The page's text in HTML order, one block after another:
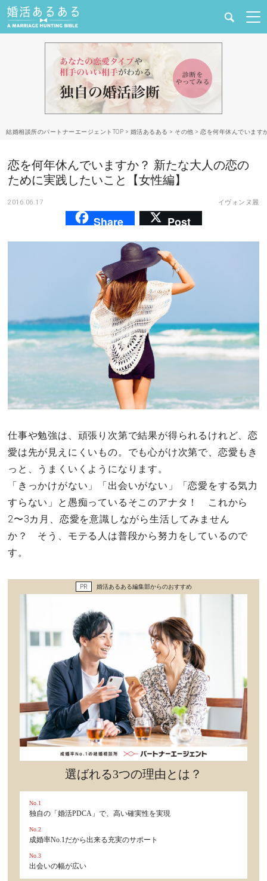
合コン・街コン
マッチングアプリ
ドキドキ
仕事とキャリア
ファッション・美容
グルメ
趣味・旅行
心の処方箋
カルチャー・トレンド・芸能
驚き
結婚相談所のパートナーエージェントTOP > 婚活あるある > その他 > 恋を何年休んでいます
恋を何年休んでいますか？ 新たな大人の恋の
ために実践したいこと【女性編】
2016.06.17 イヴォンヌ麗
Share Post
仕事や勉強は、頑張り次第で結果が得られるけれど、恋
愛は先が見えにくいもの。でも心がけ次第で、恋愛もき
っと、うまくいくようになります。
「きっかけがない」「出会いがない」「恋愛をする気力
すらない」と愚痴っているそこのアナタ！ これから
2〜3カ月、恋愛を意識しながら生活してみません
か？ そう、モテる人は普段から努力をしているので
す。
PR 婚活あるある編集部からのおすすめ
選ばれる3つの理由とは？
No.1
独自の「婚活PDCA」で、高い確実性を実現
No.2
成婚率No.1だから出来る充実のサポート
No.3
出会いの幅が広い